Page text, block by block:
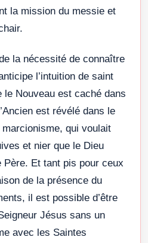
la mission du messie et
la nécessité de connaître
l’intuition de saint
le Nouveau est caché dans
est révélé dans le
qui voulait
et nier que le Dieu
Père. Et tant pis pour ceux
de la présence du
il est possible d’être
Jésus sans un
avec les Saintes